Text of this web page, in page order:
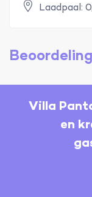
Laadpaal:
Villa
en